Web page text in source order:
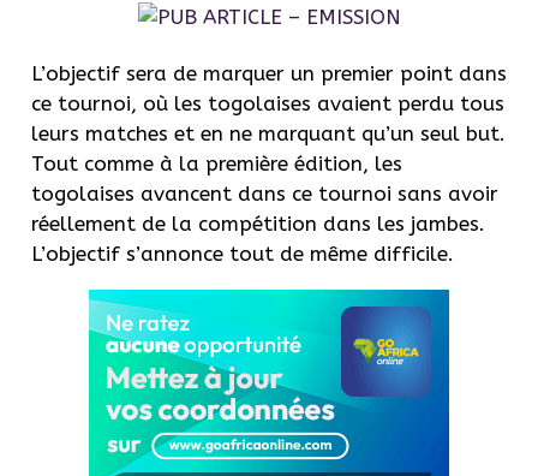
L’objectif sera de marquer un premier point dans
ce tournoi, où les togolaises avaient perdu tous
leurs matches et en ne marquant qu’un seul but.
Tout comme à la première édition, les
togolaises avancent dans ce tournoi sans avoir
réellement de la compétition dans les jambes.
L’objectif s’annonce tout de même difficile.